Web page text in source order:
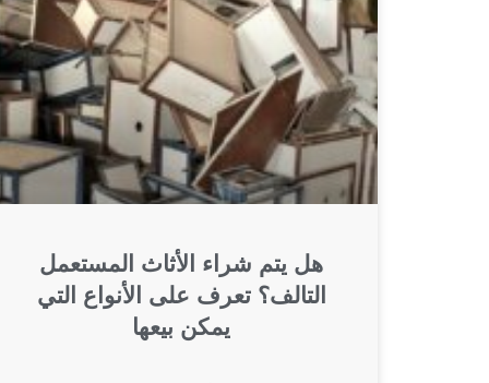
هل يتم شراء الأثاث المستعمل
التالف؟ تعرف على الأنواع التي
يمكن بيعها